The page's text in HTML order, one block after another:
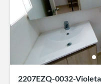
2207EZQ-0032-